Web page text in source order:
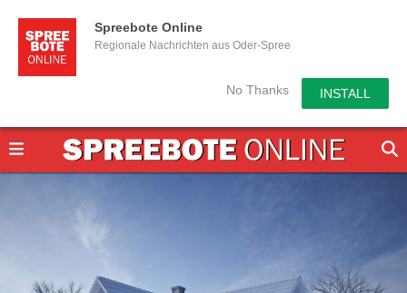
Spreebote Online
Regionale Nachrichten aus Oder-Spree
No Thanks INSTALL